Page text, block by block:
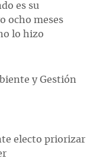
es su
ocho meses
lo hizo
y Gestión
electo priorizar